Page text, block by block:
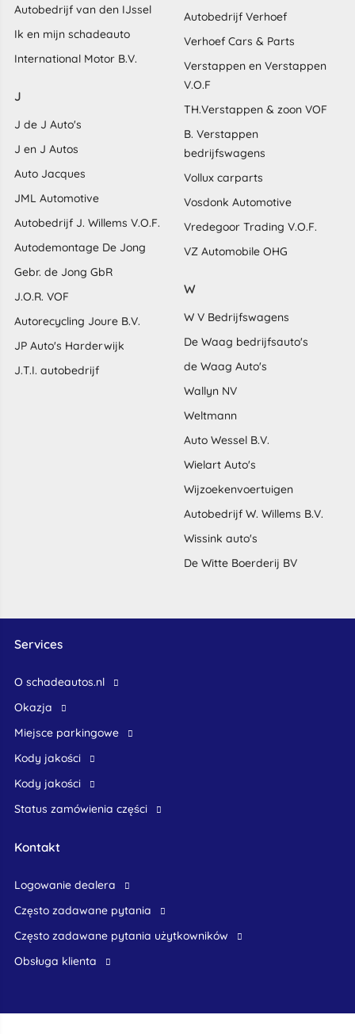
Autobedrijf van den IJssel
Ik en mijn schadeauto
International Motor B.V.
J
J de J Auto's
J en J Autos
Auto Jacques
JML Automotive
Autobedrijf J. Willems V.O.F.
Autodemontage De Jong
Gebr. de Jong GbR
J.O.R. VOF
Autorecycling Joure B.V.
JP Auto's Harderwijk
J.T.I. autobedrijf
Autobedrijf Verhoef
Verhoef Cars & Parts
Verstappen en Verstappen
V.O.F
TH.Verstappen & zoon VOF
B. Verstappen
bedrijfswagens
Vollux carparts
Vosdonk Automotive
Vredegoor Trading V.O.F.
VZ Automobile OHG
W
W V Bedrijfswagens
De Waag bedrijfsauto's
de Waag Auto's
Wallyn NV
Weltmann
Auto Wessel B.V.
Wielart Auto's
Wijzoekenvoertuigen
Autobedrijf W. Willems B.V.
Wissink auto's
De Witte Boerderij BV
Services
O schadeautos.nl
okazja
Miejsce parkingowe
Kody jakości
Kody jakości
Status zamówienia części
Kontakt
logowanie dealera
Często zadawane pytania
często zadawane pytania użytkowników
obsługa klienta